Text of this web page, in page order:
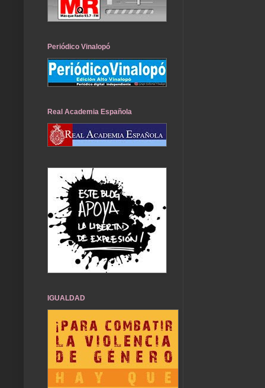
Periódico Vinalopó
Real Academia Española
IGUALDAD